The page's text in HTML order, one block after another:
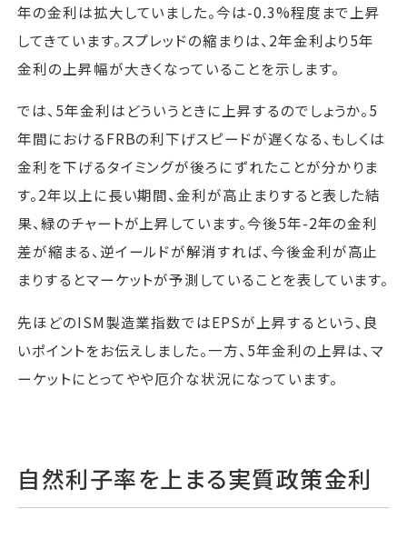
年の金利は拡大していました。今は-0.3%程度まで上昇
してきています。スプレッドの縮まりは、2年金利より5年
金利の上昇幅が大きくなっていることを示します。
では、5年金利はどういうときに上昇するのでしょうか。5
年間におけるFRBの利下げスピードが遅くなる、もしくは
金利を下げるタイミングが後ろにずれたことが分かりま
す。2年以上に長い期間、金利が高止まりすると表した結
果、緑のチャートが上昇しています。今後5年-2年の金利
差が縮まる、逆イールドが解消すれば、今後金利が高止
まりするとマーケットが予測していることを表しています。
先ほどのISM製造業指数ではEPSが上昇するという、良
いポイントをお伝えしました。一方、5年金利の上昇は、マ
ーケットにとってやや厄介な状況になっています。
自然利子率を上まる実質政策金利